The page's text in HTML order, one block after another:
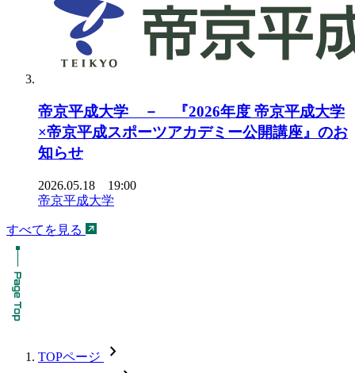
帝京平成大学 － 『2026年度 帝京平成大学
×帝京平成スポーツアカデミー公開講座』のお
知らせ
2026.05.18 19:00
帝京平成大学
すべてを見る
TOPページ chevron_forward